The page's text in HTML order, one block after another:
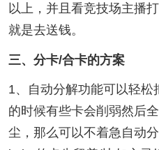
以上，并且看竞技场主播
就是去送钱。
三、分卡/合卡的方案
1、自动分解功能可以轻
的时候有些卡会削弱然后
尘，那么可以不着急自动